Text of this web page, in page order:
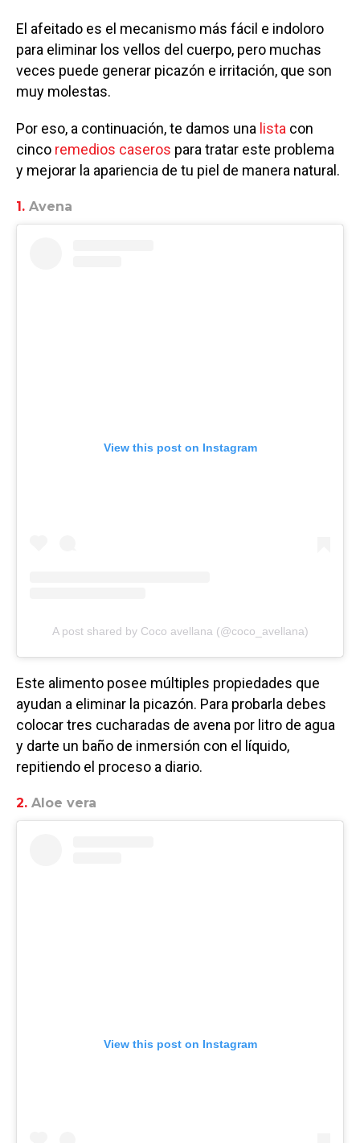
El afeitado es el mecanismo más fácil e indoloro
para eliminar los vellos del cuerpo, pero muchas
veces puede generar picazón e irritación, que son
muy molestas.
Por eso, a continuación, te damos una lista con
cinco remedios caseros para tratar este problema
y mejorar la apariencia de tu piel de manera natural.
1. Avena
View this post on Instagram
A post shared by Coco avellana (@coco_avellana)
Este alimento posee múltiples propiedades que
ayudan a eliminar la picazón. Para probarla debes
colocar tres cucharadas de avena por litro de agua
y darte un baño de inmersión con el líquido,
repitiendo el proceso a diario.
2. Aloe vera
View this post on Instagram